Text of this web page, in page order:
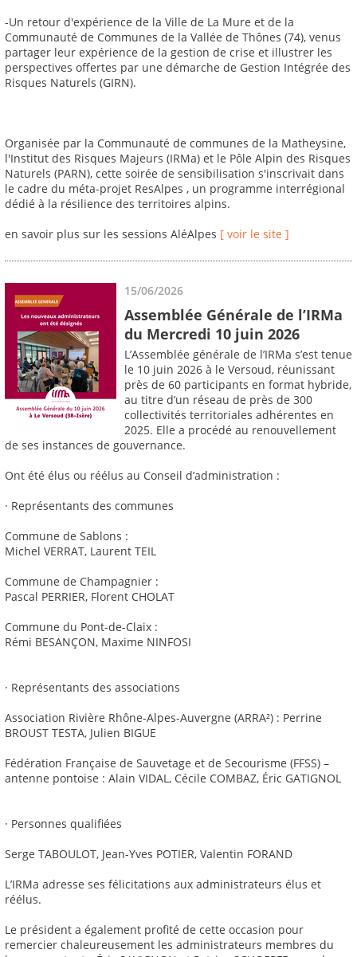
-Un retour d'expérience de la Ville de La Mure et de la
Communauté de Communes de la Vallée de Thônes (74), venus
partager leur expérience de la gestion de crise et illustrer les
perspectives offertes par une démarche de Gestion Intégrée des
Risques Naturels (GIRN).
Organisée par la Communauté de communes de la Matheysine,
l'Institut des Risques Majeurs (IRMa) et le Pôle Alpin des Risques
Naturels (PARN), cette soirée de sensibilisation s'inscrivait dans
le cadre du méta-projet ResAlpes , un programme interrégional
dédié à la résilience des territoires alpins.
en savoir plus sur les sessions AléAlpes [ voir le site ]
15/06/2026
Assemblée Générale de l’IRMa
du Mercredi 10 juin 2026
L’Assemblée générale de l’IRMa s’est tenue
le 10 juin 2026 à le Versoud, réunissant
près de 60 participants en format hybride,
au titre d’un réseau de près de 300
collectivités territoriales adhérentes en
2025. Elle a procédé au renouvellement
de ses instances de gouvernance.
Ont été élus ou réélus au Conseil d’administration :
· Représentants des communes
Commune de Sablons :
Michel VERRAT, Laurent TEIL
Commune de Champagnier :
Pascal PERRIER, Florent CHOLAT
Commune du Pont-de-Claix :
Rémi BESANÇON, Maxime NINFOSI
· Représentants des associations
Association Rivière Rhône-Alpes-Auvergne (ARRA²) : Perrine
BROUST TESTA, Julien BIGUE
Fédération Française de Sauvetage et de Secourisme (FFSS) –
antenne pontoise : Alain VIDAL, Cécile COMBAZ, Éric GATIGNOL
· Personnes qualifiées
Serge TABOULOT, Jean-Yves POTIER, Valentin FORAND
L’IRMa adresse ses félicitations aux administrateurs élus et
réélus.
Le président a également profité de cette occasion pour
remercier chaleureusement les administrateurs membres du